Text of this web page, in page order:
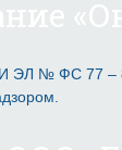
ЭЛ № ФС 77 –